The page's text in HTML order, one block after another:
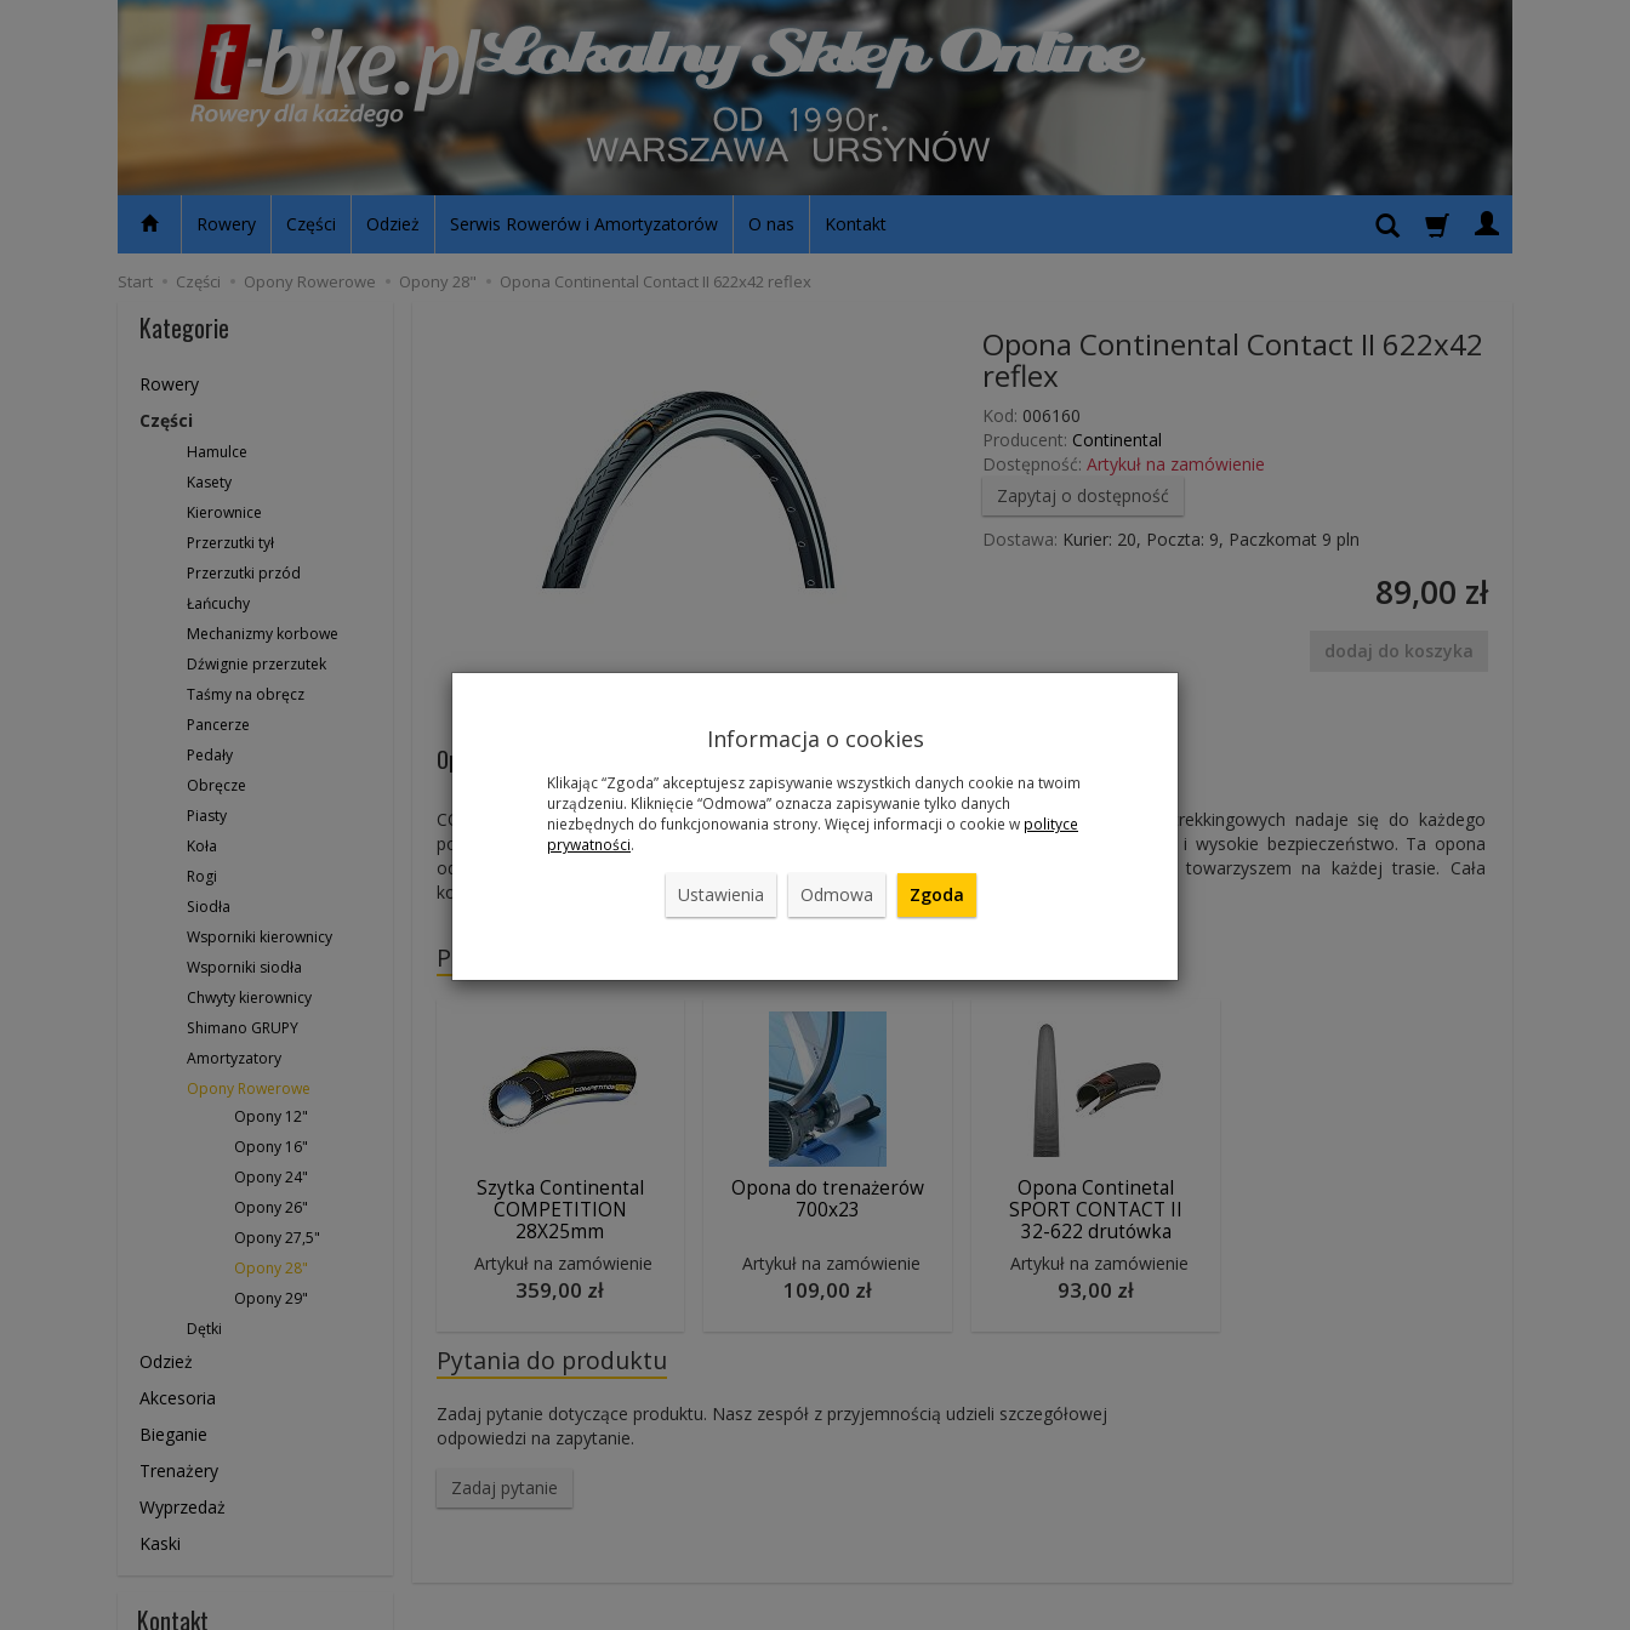
Rowery Części Odzież Serwis Rowerów i Amortyzatorów O nas Kontakt
Start Części Opony Rowerowe Opony 28" Opona Continental Contact II 622x42 reflex
Opona Continental Contact II 622x42
reflex
Kod: 006160
Producent: Continental
Dostępność: Artykuł na zamówienie
Zapytaj o dostępność
Dostawa: Kurier: 20, Poczta: 9, Paczkomat 9 pln
89,00 zł
dodaj do koszyka
Opona Continental Contact II 622x42 reflex
CONTACT II wyróżnia się wszechstronnością. Dzięki specjalnemu profilowi do rowerów trekkingowych nadaje się do każdego
podłoża. Odpowiednio zaprojektowana żebrowana struktura zapewnia dobrą przyczepność i wysokie bezpieczeństwo. Ta opona
odznacza się najbardziej preferowanym profilem w segmencie produktu i niezawodnym towarzyszem na każdej trasie. Cała
konstrukcja wzmocniona jest kevlerem i zastosowano wkładkę z włókien nylonu i aramidu.
Polecane produkty
Szytka Continental
COMPETITION
28X25mm
Artykuł na zamówienie
359,00 zł
Opona do trenażerów
700x23
Artykuł na zamówienie
109,00 zł
Opona Continetal
SPORT CONTACT II
32-622 drutówka
Artykuł na zamówienie
93,00 zł
Pytania do produktu
Zadaj pytanie dotyczące produktu. Nasz zespół z przyjemnością udzieli szczegółowej
odpowiedzi na zapytanie.
Zadaj pytanie
Kategorie
Rowery
Części
Hamulce
Kasety
Kierownice
Przerzutki tył
Przerzutki przód
Łańcuchy
Mechanizmy korbowe
Dźwignie przerzutek
Taśmy na obręcz
Pancerze
Pedały
Obręcze
Piasty
Koła
Rogi
Siodła
Wsporniki kierownicy
Wsporniki siodła
Chwyty kierownicy
Shimano GRUPY
Amortyzatory
Opony Rowerowe
Opony 12"
Opony 16"
Opony 24"
Opony 26"
Opony 27,5"
Opony 28"
Opony 29"
Dętki
Odzież
Akcesoria
Bieganie
Trenażery
Wyprzedaż
Kaski
Kontakt
Informacja o cookies
Klikając “Zgoda” akceptujesz zapisywanie wszystkich danych cookie na twoim
urządzeniu. Kliknięcie “Odmowa” oznacza zapisywanie tylko danych
niezbędnych do funkcjonowania strony. Więcej informacji o cookie w polityce
prywatności.
Ustawienia Odmowa Zgoda